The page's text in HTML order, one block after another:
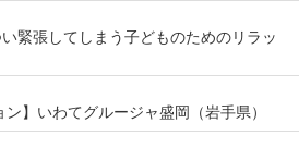
緊張してしまう子どものためのリラッ
ン】いわてグルージャ盛岡（岩手県）